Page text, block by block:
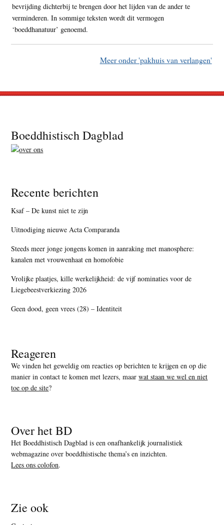
bevrijding dichterbij te brengen door het lijden van de ander te
verminderen. In sommige teksten wordt dit vermogen
‘boeddhanatuur’ genoemd.
Meer onder 'pakhuis van verlangen'
Footer
Boeddhistisch Dagblad
Recente berichten
Ksaf – De kunst niet te zijn
Uitnodiging nieuwe Acta Comparanda
Steeds meer jonge jongens komen in aanraking met manosphere:
kanalen met vrouwenhaat en homofobie
Vrolijke plaatjes, kille werkelijkheid: de vijf nominaties voor de
Liegebeestverkiezing 2026
Geen dood, geen vrees (28) – Identiteit
Reageren
We vinden het geweldig om reacties op berichten te krijgen en op die
manier in contact te komen met lezers, maarwat staan we wel en niet
toe op de site?
Over het BD
Het Boeddhistisch Dagblad is een onafhankelijk journalistiek
webmagazine over boeddhistische thema’s en inzichten.
Lees ons colofon.
Zie ook